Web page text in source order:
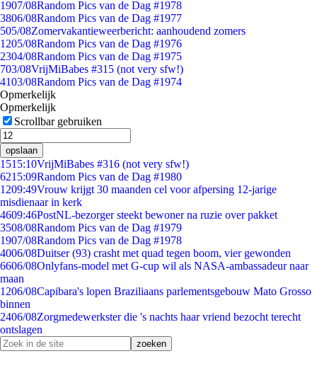
1907/08Random Pics van de Dag #1978
3806/08Random Pics van de Dag #1977
505/08Zomervakantieweerbericht: aanhoudend zomers
1205/08Random Pics van de Dag #1976
2304/08Random Pics van de Dag #1975
703/08VrijMiBabes #315 (not very sfw!)
4103/08Random Pics van de Dag #1974
Opmerkelijk
Opmerkelijk
Scrollbar gebruiken
opslaan
1515:10VrijMiBabes #316 (not very sfw!)
6215:09Random Pics van de Dag #1980
1209:49Vrouw krijgt 30 maanden cel voor afpersing 12-jarige
misdienaar in kerk
4609:46PostNL-bezorger steekt bewoner na ruzie over pakket
3508/08Random Pics van de Dag #1979
1907/08Random Pics van de Dag #1978
4006/08Duitser (93) crasht met quad tegen boom, vier gewonden
6606/08Onlyfans-model met G-cup wil als NASA-ambassadeur naar
maan
1206/08Capibara's lopen Braziliaans parlementsgebouw Mato Grosso
binnen
2406/08Zorgmedewerkster die 's nachts haar vriend bezocht terecht
ontslagen